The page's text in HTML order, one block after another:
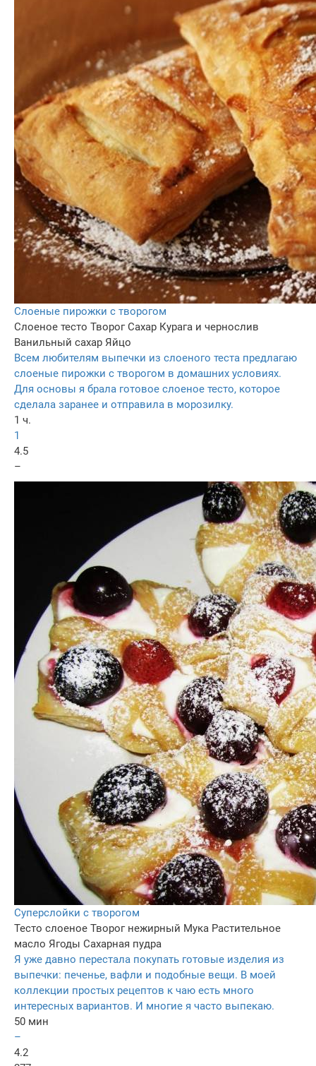
Слоеные пирожки с творогом
Слоеное тесто Творог Сахар Курага и чернослив
Ванильный сахар Яйцо
Всем любителям выпечки из слоеного теста предлагаю
слоеные пирожки с творогом в домашних условиях.
Для основы я брала готовое слоеное тесто, которое
сделала заранее и отправила в морозилку.
1 ч.
1
4.5
–
Суперслойки с творогом
Тесто слоеное Творог нежирный Мука Растительное
масло Ягоды Сахарная пудра
Я уже давно перестала покупать готовые изделия из
выпечки: печенье, вафли и подобные вещи. В моей
коллекции простых рецептов к чаю есть много
интересных вариантов. И многие я часто выпекаю.
50 мин
–
4.2